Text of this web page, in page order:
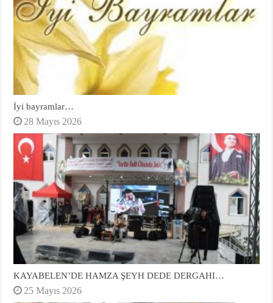
İyi bayramlar…
28 Mayıs 2026
KAYABELEN’DE HAMZA ŞEYH DEDE DERGAHI…
25 Mayıs 2026